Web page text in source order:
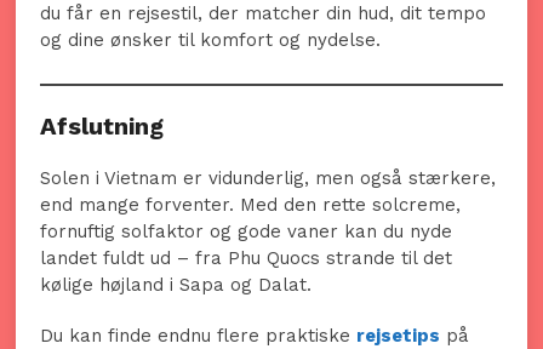
du får en rejsestil, der matcher din hud, dit tempo
og dine ønsker til komfort og nydelse.
Afslutning
Solen i Vietnam er vidunderlig, men også stærkere,
end mange forventer. Med den rette solcreme,
fornuftig solfaktor og gode vaner kan du nyde
landet fuldt ud – fra Phu Quocs strande til det
kølige højland i Sapa og Dalat.
Du kan finde endnu flere praktiske rejsetips på